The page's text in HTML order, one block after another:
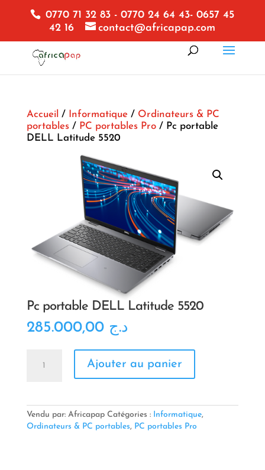
0770 71 32 83 - 0770 24 64 43- 0657 45
42 16
contact@africapap.com
Accueil / Informatique/ Ordinateurs & PC
portables/ PC portables Pro/ Pc portable
DELL Latitude 5520
Pc portable DELL Latitude 5520
د.ج 285.000,00
Latitude
5520
Ajouter au panier
Vendu par: Africapap Catégories : Informatique,
Ordinateurs & PC portables, PC portables Pro